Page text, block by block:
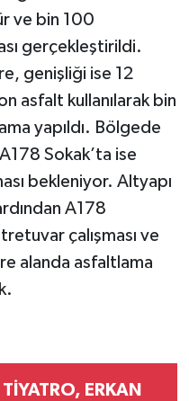
ve bin 100
gerçekleştirildi.
genişliği ise 12
asfalt kullanılarak bin
yapıldı. Bölgede
Sokak’ta ise
bekleniyor. Altyapı
A178
çalışması ve
alanda asfaltlama
ERKAN